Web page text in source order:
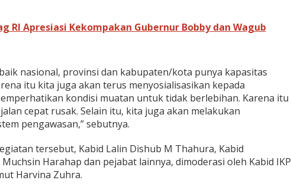
RI Apresiasi Kekompakan Gubernur Bobby dan Wagub
nasional, provinsi dan kabupaten/kota punya kapasitas
itu kita juga akan terus menyosialisasikan kepada
kondisi muatan untuk tidak berlebihan. Karena itu
cepat rusak. Selain itu, kita juga akan melakukan
pengawasan,” sebutnya.
tersebut, Kabid Lalin Dishub M Thahura, Kabid
Harahap dan pejabat lainnya, dimoderasi oleh Kabid IKP
Harvina Zuhra.